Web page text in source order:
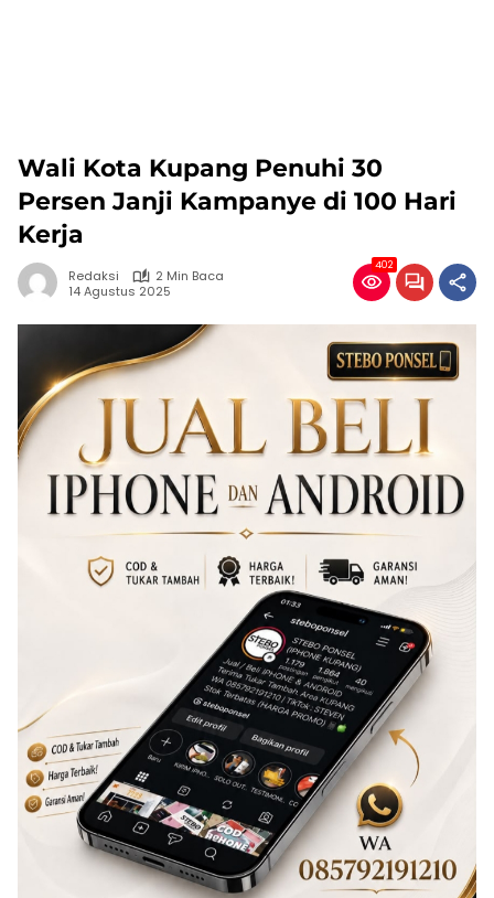
Wali Kota Kupang Penuhi 30
Persen Janji Kampanye di 100 Hari
Kerja
Redaksi
2 Min Baca
14 Agustus 2025
402